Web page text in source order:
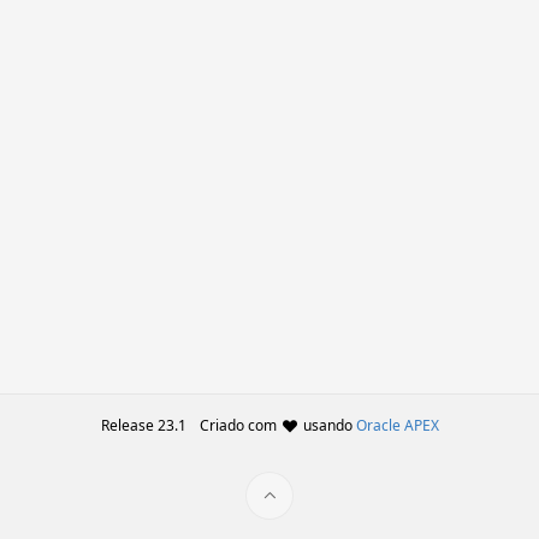
Release 23.1 Criado com usandoOracle APEX